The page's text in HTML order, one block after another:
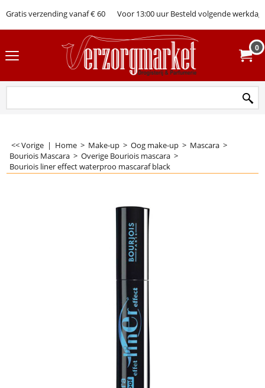
Gratis verzending vanaf € 60 Voor 13:00 uur Besteld volgende werkdag
0
<< Vorige | Home > Make-up > Oog make-up > Mascara >
Bouriois Mascara > Overige Bouriois mascara >
Bouriois liner effect waterproo mascaraf black